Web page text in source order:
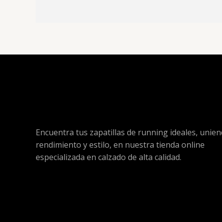
Encuentra tus zapatillas de running ideales,
rendimiento y estilo, en nuestra tienda online
especializada en calzado de alta calidad.